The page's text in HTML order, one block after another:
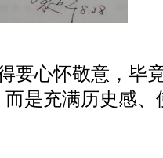
要心怀敬意，毕
是充满历史感